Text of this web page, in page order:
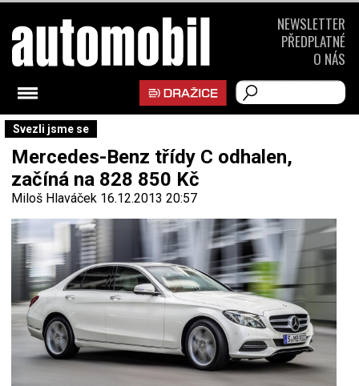
Svezli jsme se
Mercedes-Benz třídy C odhalen,
začíná na 828 850 Kč
Miloš Hlaváček 16.12.2013 20:57
NEWSLETTER
PŘEDPLATNÉ
O NÁS